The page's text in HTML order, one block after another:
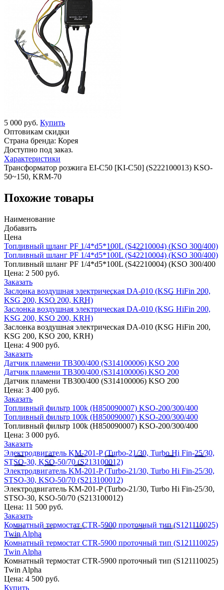
5 000 руб. Купить
Оптовикам скидки
Страна бренда: Корея
Доступно под заказ.
Характеристики
Трансформатор розжига EI-C50 [KI-C50] (S222100013) KSO-
50~150, KRM-70
Похожие товары
Наименование
Добавить
Цена
Топливный шланг PF 1/4*d5*100L (S42210004) (KSO 300/400)
Топливный шланг PF 1/4*d5*100L (S42210004) (KSO 300/400)
Топливный шланг PF 1/4*d5*100L (S42210004) (KSO 300/400
Цена: 2 500 руб.
Заказать
Заслонка воздушная электрическая DA-010 (KSG HiFin 200,
KSG 200, KSO 200, KRH)
Заслонка воздушная электрическая DA-010 (KSG HiFin 200,
KSG 200, KSO 200, KRH)
Заслонка воздушная электрическая DA-010 (KSG HiFin 200,
KSG 200, KSO 200, KRH)
Цена: 4 900 руб.
Заказать
Датчик пламени TB300/400 (S314100006) KSО 200
Датчик пламени TB300/400 (S314100006) KSО 200
Датчик пламени TB300/400 (S314100006) KSО 200
Цена: 3 400 руб.
Заказать
Топливный фильтр 100k (H850090007) KSO-200/300/400
Топливный фильтр 100k (H850090007) KSO-200/300/400
Топливный фильтр 100k (H850090007) KSO-200/300/400
Цена: 3 000 руб.
Заказать
Электродвигатель KM-201-P (Turbo-21/30, Turbo Hi Fin-25/30,
STSO-30, KSO-50/70 (S213100012)
Электродвигатель KM-201-P (Turbo-21/30, Turbo Hi Fin-25/30,
STSO-30, KSO-50/70 (S213100012)
Электродвигатель KM-201-P (Turbo-21/30, Turbo Hi Fin-25/30,
STSO-30, KSO-50/70 (S213100012)
Цена: 11 500 руб.
Заказать
Комнатный термостат CTR-5900 проточный тип (S121110025)
Twin Alpha
Комнатный термостат CTR-5900 проточный тип (S121110025)
Twin Alpha
Комнатный термостат CTR-5900 проточный тип (S121110025)
Twin Alpha
Цена: 4 500 руб.
Купить